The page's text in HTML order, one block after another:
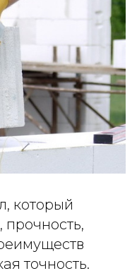
который
прочность,
точность.